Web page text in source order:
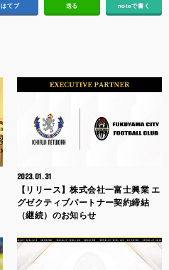
はてブ 送る noteで書く
2023.01.31
【リリース】株式会社一富士興業 エ
グゼクティブパートナー契約締結
（継続）のお知らせ